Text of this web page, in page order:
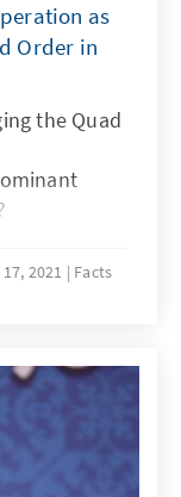
as
Order in
the Quad
2021
Facts